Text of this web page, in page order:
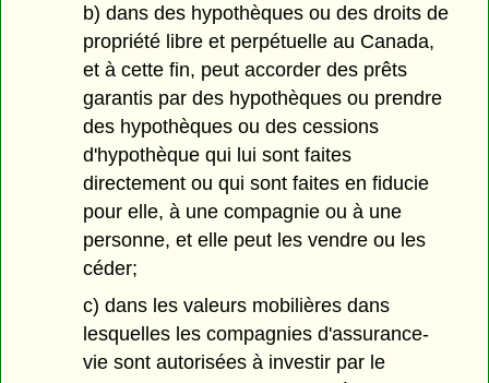
b) dans des hypothèques ou des droits de
propriété libre et perpétuelle au Canada,
et à cette fin, peut accorder des prêts
garantis par des hypothèques ou prendre
des hypothèques ou des cessions
d'hypothèque qui lui sont faites
directement ou qui sont faites en fiducie
pour elle, à une compagnie ou à une
personne, et elle peut les vendre ou les
céder;
c) dans les valeurs mobilières dans
lesquelles les compagnies d'assurance-
vie sont autorisées à investir par le